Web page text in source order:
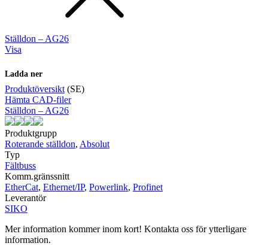
Ställdon – AG26
Visa
Ladda ner
Produktöversikt (SE)
Hämta CAD-filer
Ställdon – AG26
Produktgrupp
Roterande ställdon, Absolut
Typ
Fältbuss
Komm.gränssnitt
EtherCat, Ethernet/IP, Powerlink, Profinet
Leverantör
SIKO
Mer information kommer inom kort! Kontakta oss för ytterligare
information.